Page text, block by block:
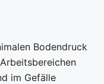
Bodendruck
im Gefälle